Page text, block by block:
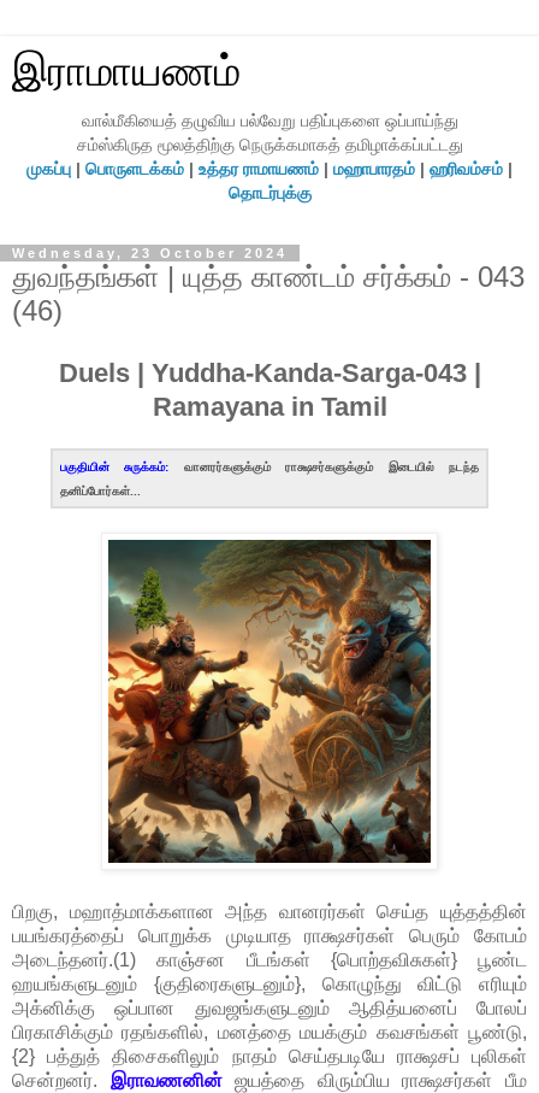
இராமாயணம்
வால்மீகியைத் தழுவிய பல்வேறு பதிப்புகளை ஒப்பாய்ந்து
சம்ஸ்கிருத மூலத்திற்கு நெருக்கமாகத் தமிழாக்கப்பட்டது
முகப்பு | பொருளடக்கம் | உத்தர ராமாயணம் | மஹாபாரதம் | ஹரிவம்சம் |
தொடர்புக்கு
Wednesday, 23 October 2024
துவந்தங்கள் | யுத்த காண்டம் சர்க்கம் - 043
(46)
Duels | Yuddha-Kanda-Sarga-043 |
Ramayana in Tamil
பகுதியின் சுருக்கம்:
வானரர்களுக்கும் ராக்ஷசர்களுக்கும் இடையில் நடந்த
தனிப்போர்கள்...
பிறகு, மஹாத்மாக்களான அந்த வானரர்கள் செய்த யுத்தத்தின்
பயங்கரத்தைப் பொறுக்க முடியாத ராக்ஷசர்கள் பெரும் கோபம்
அடைந்தனர்.(1) காஞ்சன பீடங்கள் {பொற்தவிசுகள்} பூண்ட
ஹயங்களுடனும் {குதிரைகளுடனும்}, கொழுந்து விட்டு எரியும்
அக்னிக்கு ஒப்பான துவஜங்களுடனும் ஆதித்யனைப் போலப்
பிரகாசிக்கும் ரதங்களில், மனத்தை மயக்கும் கவசங்கள் பூண்டு,
{2} பத்துத் திசைகளிலும் நாதம் செய்தபடியே ராக்ஷசப் புலிகள்
சென்றனர். இராவணனின்ஜயத்தை விரும்பிய ராக்ஷசர்கள் பீம